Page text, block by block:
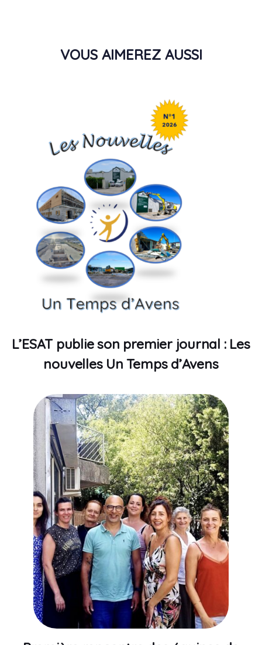
VOUS AIMEREZ AUSSI
L’ESAT publie son premier journal : Les
nouvelles Un Temps d’Avens